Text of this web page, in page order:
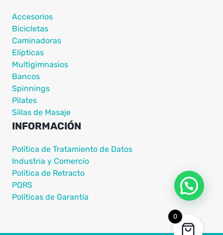
0
Accesorios
Bicicletas
Caminadoras
Elípticas
Multigimnasios
Bancos
Spinnings
Pilates
Sillas de Masaje
INFORMACIÓN
Política de Tratamiento de Datos
Industria y Comercio
Política de Retracto
PQRS
Políticas de Garantía